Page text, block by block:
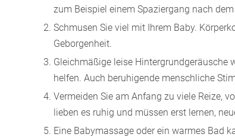
zum Beispiel einem Spaziergang nach
Schmusen Sie viel mit Ihrem Baby.
Geborgenheit.
Gleichmäßige leise Hintergrundgeräusche
helfen. Auch beruhigende menschliche
Vermeiden Sie am Anfang zu viele Reize,
lieben es ruhig und müssen erst lernen,
Eine Babymassage oder ein warmes Bad